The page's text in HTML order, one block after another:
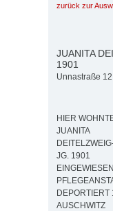
zurück zur
JUANITA
1901
Unnastraße
HIER
JUANITA
JG. 1901
DEPORTIERT
AUSCHWITZ